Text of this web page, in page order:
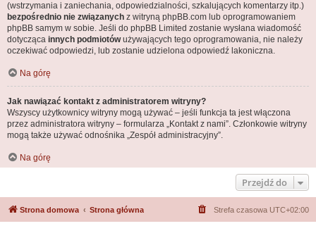
(wstrzymania i zaniechania, odpowiedzialności, szkalujących komentarzy itp.)
bezpośrednio nie związanych z witryną phpBB.com lub oprogramowaniem
phpBB samym w sobie. Jeśli do phpBB Limited zostanie wysłana wiadomość
dotycząca innych podmiotówużywających tego oprogramowania, nie należy
oczekiwać odpowiedzi, lub zostanie udzielona odpowiedź lakoniczna.
Na górę
Jak nawiązać kontakt z administratorem witryny?
Wszyscy użytkownicy witryny mogą używać – jeśli funkcja ta jest włączona
przez administratora witryny – formularza „Kontakt z nami”. Członkowie witryny
mogą także używać odnośnika „Zespół administracyjny”.
Na górę
Przejdź do
Strona domowa Strona główna Strefa czasowa UTC+02:00